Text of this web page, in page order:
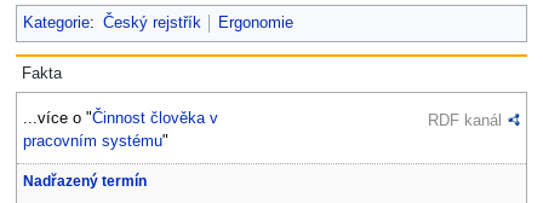
Kategorie: Český rejstřík Ergonomie
Fakta
...více o "Činnost člověka v
pracovním systému"
RDF kanál
Nadřazený termín